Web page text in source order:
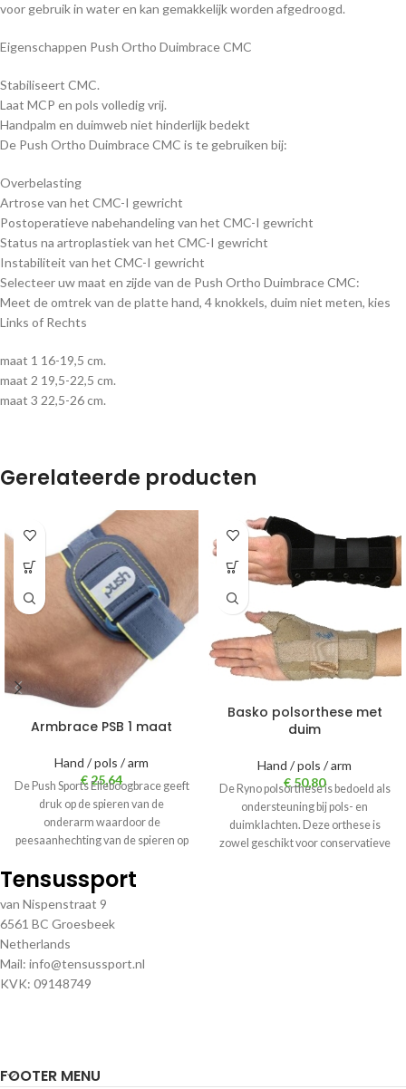
voor gebruik in water en kan gemakkelijk worden afgedroogd.
Eigenschappen Push Ortho Duimbrace CMC
Stabiliseert CMC.
Laat MCP en pols volledig vrij.
Handpalm en duimweb niet hinderlijk bedekt
De Push Ortho Duimbrace CMC is te gebruiken bij:
Overbelasting
Artrose van het CMC-I gewricht
Postoperatieve nabehandeling van het CMC-I gewricht
Status na artroplastiek van het CMC-I gewricht
Instabiliteit van het CMC-I gewricht
Selecteer uw maat en zijde van de Push Ortho Duimbrace CMC:
Meet de omtrek van de platte hand, 4 knokkels, duim niet meten, kies
Links of Rechts
maat 1 16-19,5 cm.
maat 2 19,5-22,5 cm.
maat 3 22,5-26 cm.
Gerelateerde producten
Armbrace PSB 1 maat
Hand / pols / arm
€25,64
De Push Sports Elleboogbrace geeft
druk op de spieren van de
onderarm waardoor de
peesaanhechting van de spieren op
Basko polsorthese met
duim
Hand / pols / arm
€ 50,80
De Ryno polsorthese is bedoeld als
ondersteuning bij pols- en
duimklachten. Deze orthese is
zowel geschikt voor conservatieve
Tensussport
van Nispenstraat 9
6561 BC Groesbeek
Netherlands
Mail: info@tensussport.nl
KVK: 09148749
FOOTER MENU